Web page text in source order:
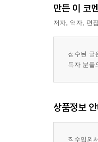
만든 이 코
저자, 역자, 편
접수된 글
독자 분들
상품정보
직수입외